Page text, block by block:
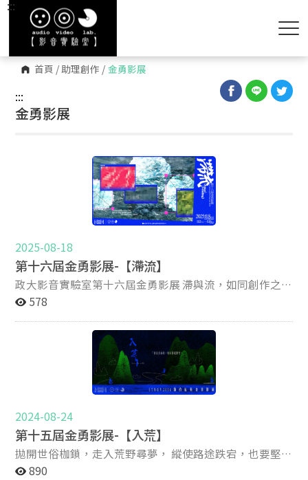
首頁 /助理創作 / 金勇影展
:::
:::
金勇影展
2025-08-18
第十六屆金勇影展-【滯流】
政大影音實驗室第十六屆金勇影展 滯與流，如同創作之路
上的我們，渴望前行，對於停留感到徬徨，反覆徘徊思
十六屆金勇影展 《滯流》 ► 11.08（六）自由入場 ＠政
大傳院劇場 ► 11.13 - 11.16 線上播映 ► 詳細場次表請持
續關注 ＠政大影音實驗室、IG
@verystrongfilmfestival16th
578
2024-08-24
第十五屆金勇影展-【入荒】
拋開世俗枷鎖，走入荒野尋夢， 縱使路途跌宕，也要堅信
內心方向。 第十五屆金勇影展 《入荒》 ► 11.17（日）
890